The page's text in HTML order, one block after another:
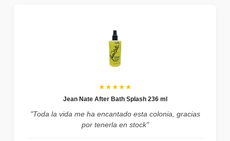
★★★★★
Jean Nate After Bath Splash 236 ml
"Toda la vida me ha encantado esta colonia, gracias
por tenerla en stock"